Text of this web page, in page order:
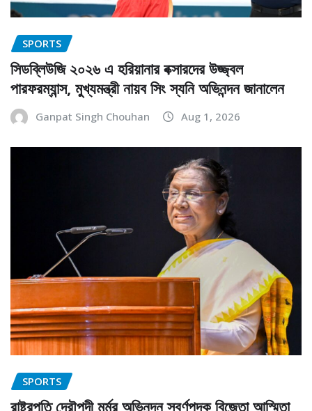
SPORTS
সিডব্লিউজি ২০২৬ এ হরিয়ানার বক্সারদের উজ্জ্বল
পারফরম্যান্স, মুখ্যমন্ত্রী নায়ব সিং স্যনি অভিনন্দন জানালেন
Ganpat Singh Chouhan Aug 1, 2026
SPORTS
রাষ্ট্রপতি দ্রৌপদী মুর্মুর অভিনন্দন স্বর্ণপদক বিজেতা আস্মিতা